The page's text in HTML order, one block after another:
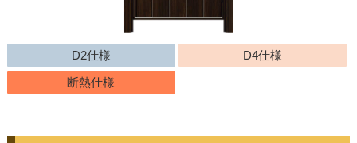
D2仕様
D4仕様
断熱仕様